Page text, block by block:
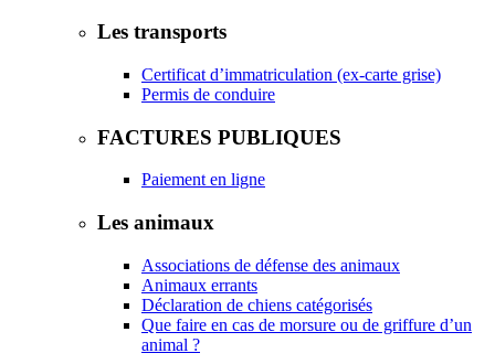
Les transports
Certificat d’immatriculation (ex-carte grise)
Permis de conduire
FACTURES PUBLIQUES
Paiement en ligne
Les animaux
Associations de défense des animaux
Animaux errants
Déclaration de chiens catégorisés
Que faire en cas de morsure ou de griffure d’un
animal ?